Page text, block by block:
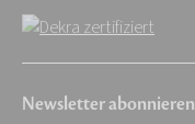
Newsletter abonnieren